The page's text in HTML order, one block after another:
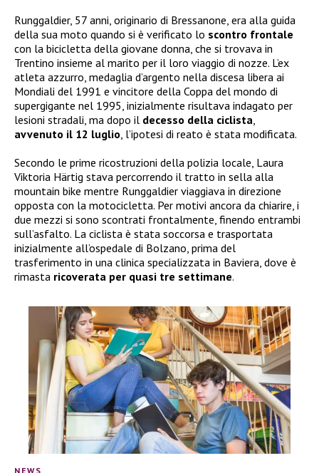
Runggaldier, 57 anni, originario di Bressanone, era alla guida
della sua moto quando si è verificato lo scontro frontale
con la bicicletta della giovane donna, che si trovava in
Trentino insieme al marito per il loro viaggio di nozze. L’ex
atleta azzurro, medaglia d’argento nella discesa libera ai
Mondiali del 1991 e vincitore della Coppa del mondo di
supergigante nel 1995, inizialmente risultava indagato per
lesioni stradali, ma dopo il decesso della ciclista,
avvenuto il 12 luglio, l’ipotesi di reato è stata modificata.
Secondo le prime ricostruzioni della polizia locale, Laura
Viktoria Härtig stava percorrendo il tratto in sella alla
mountain bike mentre Runggaldier viaggiava in direzione
opposta con la motocicletta. Per motivi ancora da chiarire, i
due mezzi si sono scontrati frontalmente, finendo entrambi
sull’asfalto. La ciclista è stata soccorsa e trasportata
inizialmente all’ospedale di Bolzano, prima del
trasferimento in una clinica specializzata in Baviera, dove è
rimasta ricoverata per quasi tre settimane.
NEWS